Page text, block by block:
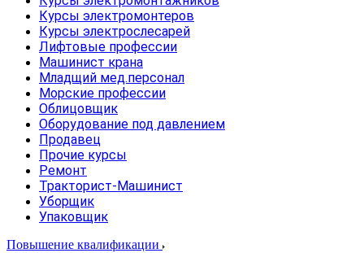
Курсы электромонтеров
Курсы электрослесарей
Лифтовые профессии
Машинист крана
Младщий мед.персонал
Морские профессии
Облицовщик
Оборудование под давлением
Продавец
Прочие курсы
Ремонт
Тракторист-Машинист
Уборщик
Упаковщик
Повышение квалификации